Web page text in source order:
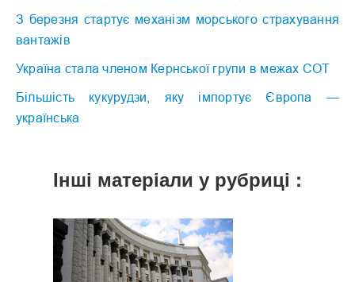
З березня стартує механізм морського страхування
вантажів
Україна стала членом Кернської групи в межах СОТ
Більшість кукурудзи, яку імпортує Європа —
українська
Інші матеріали у рубриці :